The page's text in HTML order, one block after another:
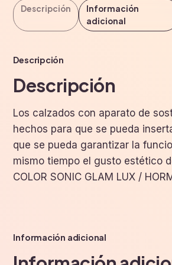
Descripción
Información
adicional
Descripción
Descripción
Los calzados con aparato de
hechos para que se pueda
que se pueda garantizar la
mismo tiempo el gusto estético
COLOR SONIC GLAM LUX /
Información adicional